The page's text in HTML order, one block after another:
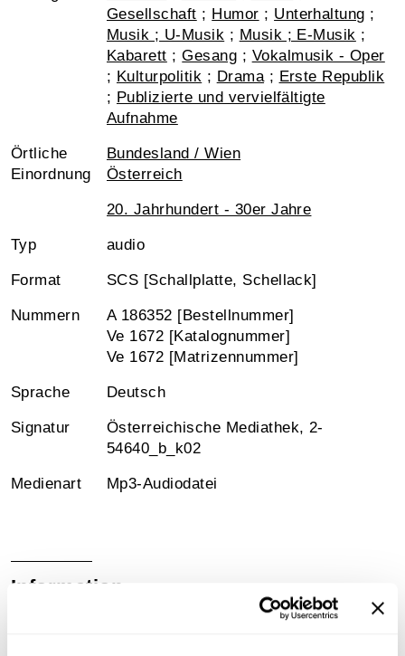
Gesellschaft ; Humor ; Unterhaltung ;
Musik ; U-Musik ; Musik ; E-Musik ;
Kabarett ;Gesang ; Vokalmusik - Oper
; Kulturpolitik ; Drama; Erste Republik
; Publizierte und vervielfältigte
Aufnahme
Örtliche
Einordnung
Bundesland / Wien
Österreich
20. Jahrhundert - 30er Jahre
Typ audio
Format SCS [Schallplatte, Schellack]
Nummern
A 186352 [Bestellnummer]
Ve 1672 [Katalognummer]
Ve 1672 [Matrizennummer]
Sprache Deutsch
Signatur
Österreichische Mediathek, 2-
54640_b_k02
Medienart Mp3-Audiodatei
Information